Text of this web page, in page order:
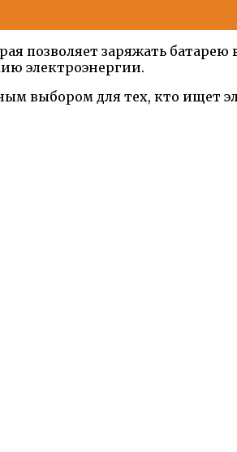
позволяет заряжать
электроэнергии.
выбором для тех, кто ищет